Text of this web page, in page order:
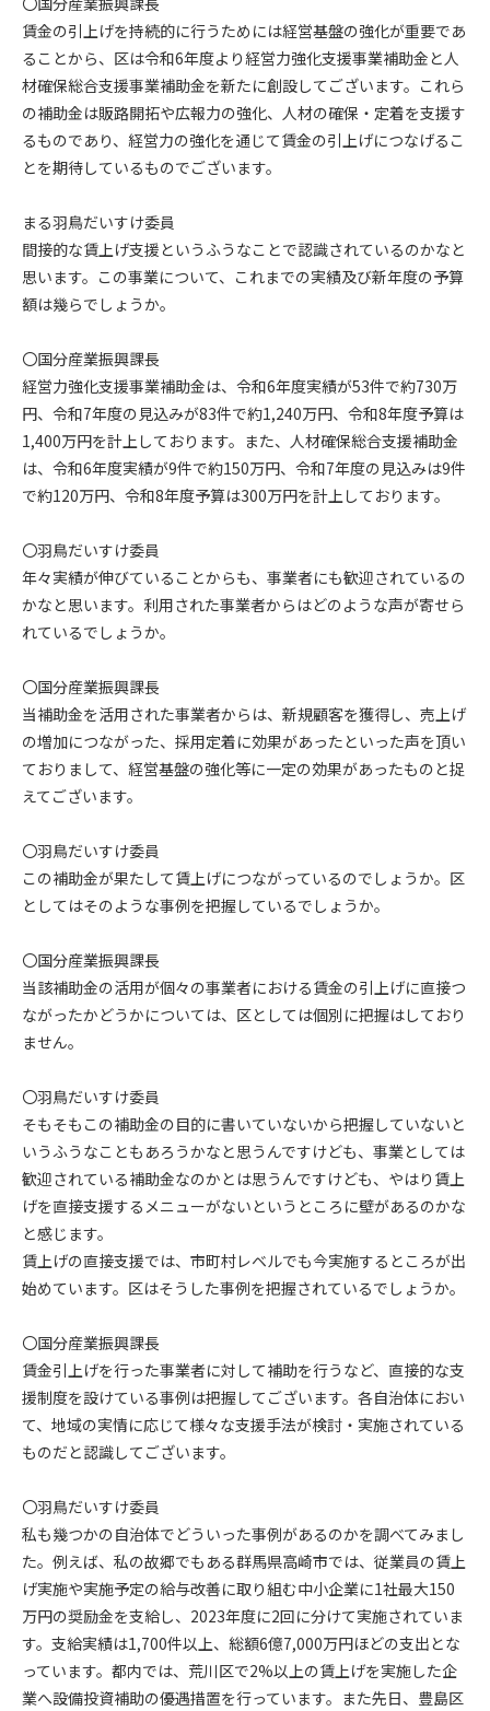
賃金の引上げを持続的に行うためには経営基盤の強化が重要であ
ることから、区は令和6年度より経営力強化支援事業補助金と人
材確保総合支援事業補助金を新たに創設してございます。これら
の補助金は販路開拓や広報力の強化、人材の確保・定着を支援す
るものであり、経営力の強化を通じて賃金の引上げにつなげるこ
とを期待しているものでございます。
まる羽鳥だいすけ委員
間接的な賃上げ支援というふうなことで認識されているのかなと
思います。この事業について、これまでの実績及び新年度の予算
額は幾らでしょうか。
〇国分産業振興課長
経営力強化支援事業補助金は、令和6年度実績が53件で約730万
円、令和7年度の見込みが83件で約1,240万円、令和8年度予算は
1,400万円を計上しております。また、人材確保総合支援補助金
は、令和6年度実績が9件で約150万円、令和7年度の見込みは9件
で約120万円、令和8年度予算は300万円を計上しております。
〇羽鳥だいすけ委員
年々実績が伸びていることからも、事業者にも歓迎されているの
かなと思います。利用された事業者からはどのような声が寄せら
れているでしょうか。
〇国分産業振興課長
当補助金を活用された事業者からは、新規顧客を獲得し、売上げ
の増加につながった、採用定着に効果があったといった声を頂い
ておりまして、経営基盤の強化等に一定の効果があったものと捉
えてございます。
〇羽鳥だいすけ委員
この補助金が果たして賃上げにつながっているのでしょうか。区
としてはそのような事例を把握しているでしょうか。
〇国分産業振興課長
当該補助金の活用が個々の事業者における賃金の引上げに直接つ
ながったかどうかについては、区としては個別に把握はしており
ません。
〇羽鳥だいすけ委員
そもそもこの補助金の目的に書いていないから把握していないと
いうふうなこともあろうかなと思うんですけども、事業としては
歓迎されている補助金なのかとは思うんですけども、やはり賃上
げを直接支援するメニューがないというところに壁があるのかな
と感じます。
賃上げの直接支援では、市町村レベルでも今実施するところが出
始めています。区はそうした事例を把握されているでしょうか。
〇国分産業振興課長
賃金引上げを行った事業者に対して補助を行うなど、直接的な支
援制度を設けている事例は把握してございます。各自治体におい
て、地域の実情に応じて様々な支援手法が検討・実施されている
ものだと認識してございます。
〇羽鳥だいすけ委員
私も幾つかの自治体でどういった事例があるのかを調べてみまし
た。例えば、私の故郷でもある群馬県高崎市では、従業員の賃上
げ実施や実施予定の給与改善に取り組む中小企業に1社最大150
万円の奨励金を支給し、2023年度に2回に分けて実施されていま
す。支給実績は1,700件以上、総額6億7,000万円ほどの支出とな
っています。都内では、荒川区で2%以上の賃上げを実施した企
業へ設備投資補助の優遇措置を行っています。また先日、豊島区